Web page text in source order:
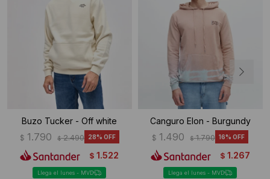
Buzo Tucker - Off white
$ 1.790 $ 2.490 28
$ 1.522
Llega el lunes - MVD
Canguro Elon - Burgundy
$ 1.490 $ 1.790 16
$ 1.267
Llega el lunes - MVD